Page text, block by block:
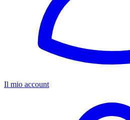
Il mio account